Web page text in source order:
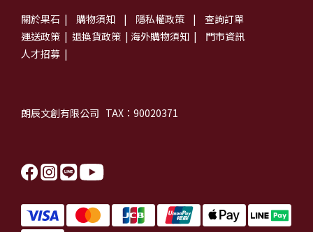
關於果石 | 購物須知 | 隱私權政策 | 查詢訂單
運送政策 | 退換貨政策 | 海外購物須知 | 門市資訊
人才招募 |
朗辰文創有限公司 TAX：90020371